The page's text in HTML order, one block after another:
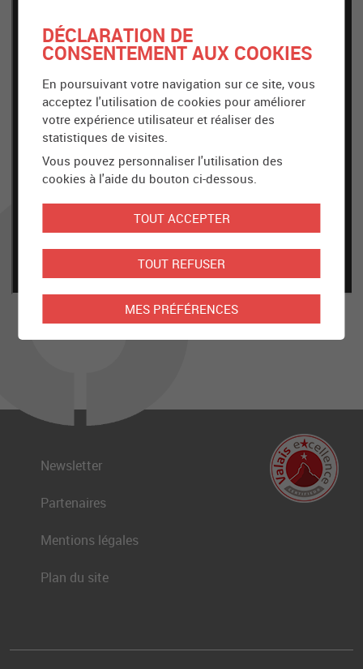
Newsletter
Partenaires
Mentions légales
Plan du site
DÉCLARATION DE
CONSENTEMENT AUX COOKIES
En poursuivant votre navigation sur ce site, vous
acceptez l'utilisation de cookies pour améliorer
votre expérience utilisateur et réaliser des
statistiques de visites.
Vous pouvez personnaliser l'utilisation des
cookies à l'aide du bouton ci-dessous.
TOUT ACCEPTER
TOUT REFUSER
MES PRÉFÉRENCES